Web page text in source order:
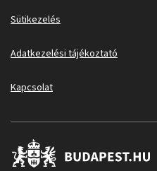
Sütikezelés
Adatkezelési tájékoztató
Kapcsolat